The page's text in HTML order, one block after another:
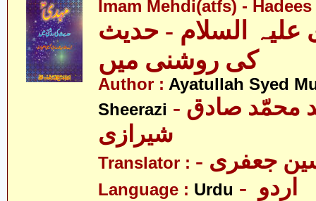
Imam Mehdi(atfs) -
علیہ السلام - حدیث
کی روشنی میں
Author : Ayatullah Syed
Sheerazi - آیت اللہ سیّد محمّد صادق
شیرازی
Translator : جعفری
Language : Urdu